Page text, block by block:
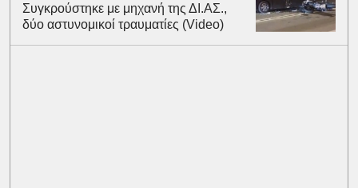
Συγκρούστηκε με μηχανή της ΔΙ.ΑΣ.,
δύο αστυνομικοί τραυματίες (Video)